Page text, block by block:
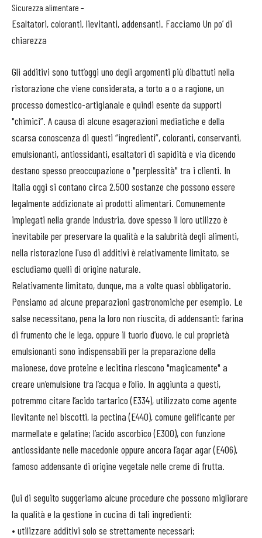
Sicurezza alimentare –
Esaltatori, coloranti, lievitanti, addensanti. Facciamo Un po’ di
chiarezza
Gli additivi sono tutt’oggi uno degli argomenti più dibattuti nella
ristorazione che viene considerata, a torto a o a ragione, un
processo domestico-artigianale e quindi esente da supporti
"chimici”. A causa di alcune esagerazioni mediatiche e della
scarsa conoscenza di questi “ingredienti”, coloranti, conservanti,
emulsionanti, antiossidanti, esaltatori di sapidità e via dicendo
destano spesso preoccupazione o "perplessità" tra i clienti. In
Italia oggi si contano circa 2.500 sostanze che possono essere
legalmente addizionate ai prodotti alimentari. Comunemente
impiegati nella grande industria, dove spesso il loro utilizzo è
inevitabile per preservare la qualità e la salubrità degli alimenti,
nella ristorazione l'uso di additivi è relativamente limitato, se
escludiamo quelli di origine naturale.
Relativamente limitato, dunque, ma a volte quasi obbligatorio.
Pensiamo ad alcune preparazioni gastronomiche per esempio. Le
salse necessitano, pena la loro non riuscita, di addensanti: farina
di frumento che le lega, oppure il tuorlo d’uovo, le cui proprietà
emulsionanti sono indispensabili per la preparazione della
maionese, dove proteine e lecitina riescono "magicamente" a
creare un’emulsione tra l’acqua e l’olio. In aggiunta a questi,
potremmo citare l’acido tartarico (E334), utilizzato come agente
lievitante nei biscotti, la pectina (E440), comune gelificante per
marmellate e gelatine; l’acido ascorbico (E300), con funzione
antiossidante nelle macedonie oppure ancora l’agar agar (E406),
famoso addensante di origine vegetale nelle creme di frutta.
Qui di seguito suggeriamo alcune procedure che possono migliorare
la qualità e la gestione in cucina di tali ingredienti:
• utilizzare additivi solo se strettamente necessari;